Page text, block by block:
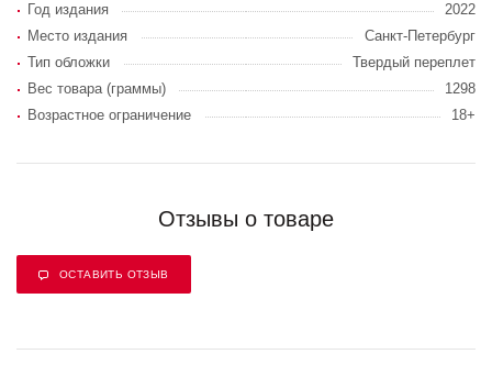
Год издания
2022
Место издания
Санкт-Петербург
Тип обложки
Твердый переплет
Вес товара (граммы)
1298
Возрастное ограничение
18+
Отзывы о товаре
ОСТАВИТЬ ОТЗЫВ